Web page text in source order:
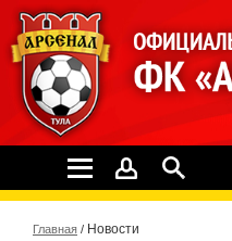
Главная / Новости